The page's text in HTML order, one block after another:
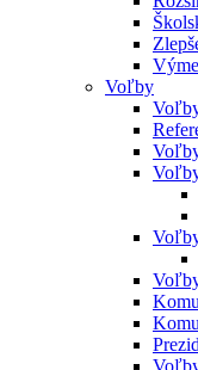
Voľby